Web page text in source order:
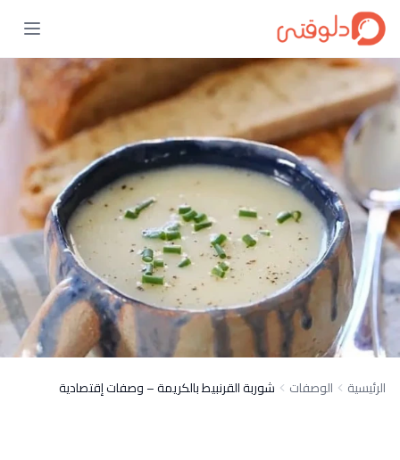
الرئيسية الوصفات شوربة القرنبيط بالكريمة – وصفات إقتصادية